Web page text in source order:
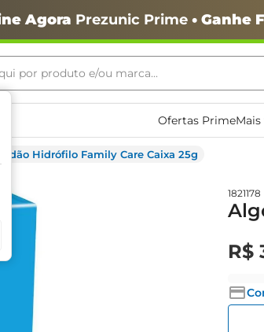
Agora Prezunic Prime• Ganhe
por produto e/ou marca...
Ofertas Prime
Hidrófilo Family Care Caixa 25g
1821178
R$
buscados